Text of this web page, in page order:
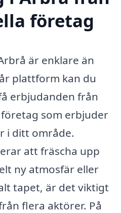
företag
är enklare än
plattform kan du
erbjudanden från
som erbjuder
i ditt område.
att fräscha upp
ny atmosfär eller
tapet, är det viktigt
flera aktörer. På